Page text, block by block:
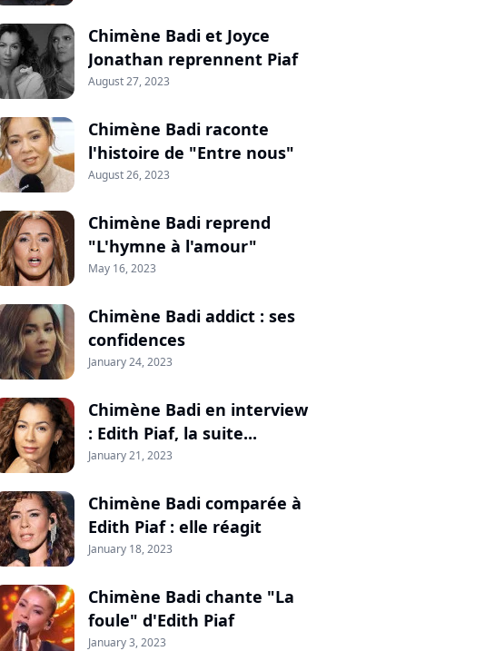
Chimène Badi et Joyce
Jonathan reprennent Piaf
August 27, 2023
Chimène Badi raconte
l'histoire de "Entre nous"
August 26, 2023
Chimène Badi reprend
"L'hymne à l'amour"
May 16, 2023
Chimène Badi addict : ses
confidences
January 24, 2023
Chimène Badi en interview
: Edith Piaf, la suite...
January 21, 2023
Chimène Badi comparée à
Edith Piaf : elle réagit
January 18, 2023
Chimène Badi chante "La
foule" d'Edith Piaf
January 3, 2023